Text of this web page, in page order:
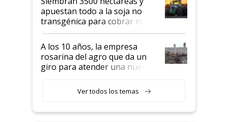
apuestan todo a la soja no
transgénica para cobrar más
por tonelada: compraron un
semillero
A los 10 años, la empresa
rosarina del agro que da un
giro para atender una nueva
Ver todos los temas